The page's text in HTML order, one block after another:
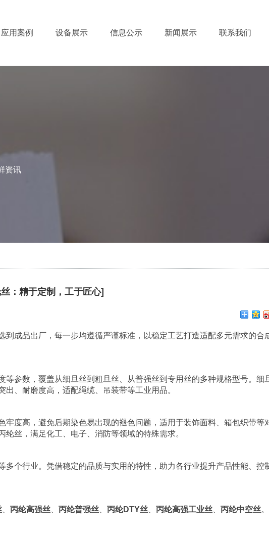
应用案例 设备展示 信息公示 新闻展示 联系我们
资讯
：精于定制，工于匠心]
到成品出厂，每一步均遵循严谨标准，以稳定工艺打造适配多元需求的合
参数，覆盖从细旦丝到粗旦丝、从普强丝到专用丝的多种规格型号。细
、耐磨度高，适配绳缆、吊装带等工业用品。
度高，避免后期染色易出现的褪色问题，适用于装饰面料、箱包织带等
丝，满足化工、电子、消防等领域的特殊需求。
多个行业。凭借稳定的品质与实用的特性，助力各行业提升产品性能、控
丙纶高强丝 丙纶普强丝 丙纶DTY丝 丙纶高强工业丝 丙纶中空丝